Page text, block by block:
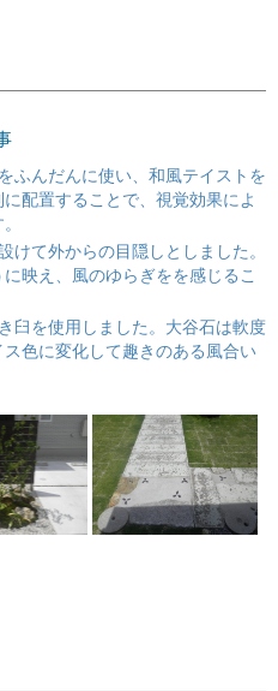
ふんだんに使い、和風テイストを
配置することで、視覚効果によ
けて外からの目隠しとしました。
映え、風のゆらぎをを感じるこ
臼を使用しました。大谷石は軟度
色に変化して趣きのある風合い